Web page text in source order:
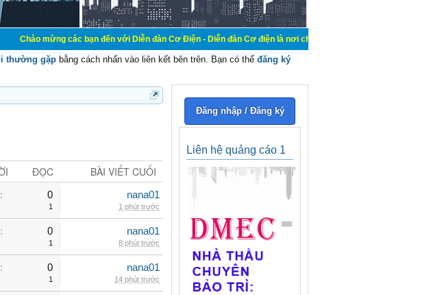
các bạn đến với Diễn đàn Cơ Điện - Diễn đàn Cơ điện là nơi chia sẽ kiến thức kinh nghiệm trong lãnh
thường gặp bằng cách nhấn vào liên kết bên trên. Bạn có thể đăng ký
ĐỌC BÀI VIẾT CUỐI
0
1
nana01
1 phút trước
0
1
nana01
8 phút trước
0
1
nana01
14 phút trước
Đăng nhập / Đăng ký
Liên hệ quảng cáo 1